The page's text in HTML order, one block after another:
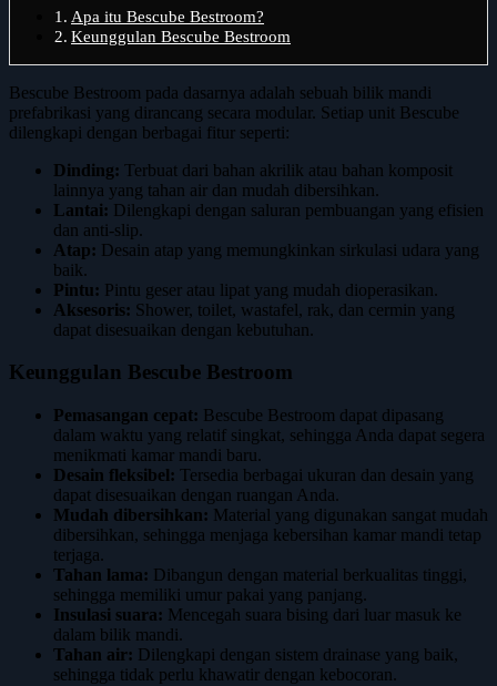
Apa itu Bescube Bestroom?
Keunggulan Bescube Bestroom
Bescube Bestroom pada dasarnya adalah sebuah bilik mandi
prefabrikasi yang dirancang secara modular. Setiap unit Bescube
dilengkapi dengan berbagai fitur seperti:
Dinding: Terbuat dari bahan akrilik atau bahan komposit
lainnya yang tahan air dan mudah dibersihkan.
Lantai: Dilengkapi dengan saluran pembuangan yang efisien
dan anti-slip.
Atap: Desain atap yang memungkinkan sirkulasi udara yang
baik.
Pintu: Pintu geser atau lipat yang mudah dioperasikan.
Aksesoris: Shower, toilet, wastafel, rak, dan cermin yang
dapat disesuaikan dengan kebutuhan.
Keunggulan Bescube Bestroom
Pemasangan cepat: Bescube Bestroom dapat dipasang
dalam waktu yang relatif singkat, sehingga Anda dapat segera
menikmati kamar mandi baru.
Desain fleksibel: Tersedia berbagai ukuran dan desain yang
dapat disesuaikan dengan ruangan Anda.
Mudah dibersihkan: Material yang digunakan sangat mudah
dibersihkan, sehingga menjaga kebersihan kamar mandi tetap
terjaga.
Tahan lama: Dibangun dengan material berkualitas tinggi,
sehingga memiliki umur pakai yang panjang.
Insulasi suara: Mencegah suara bising dari luar masuk ke
dalam bilik mandi.
Tahan air: Dilengkapi dengan sistem drainase yang baik,
sehingga tidak perlu khawatir dengan kebocoran.